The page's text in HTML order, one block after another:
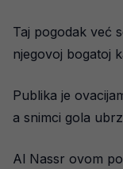
Taj pogodak već
njegovoj bogatoj
Publika je
a snimci gola
Al Nassr ovom